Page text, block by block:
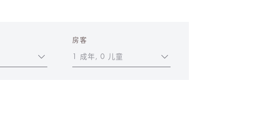
房客
1 成年, 0 儿童